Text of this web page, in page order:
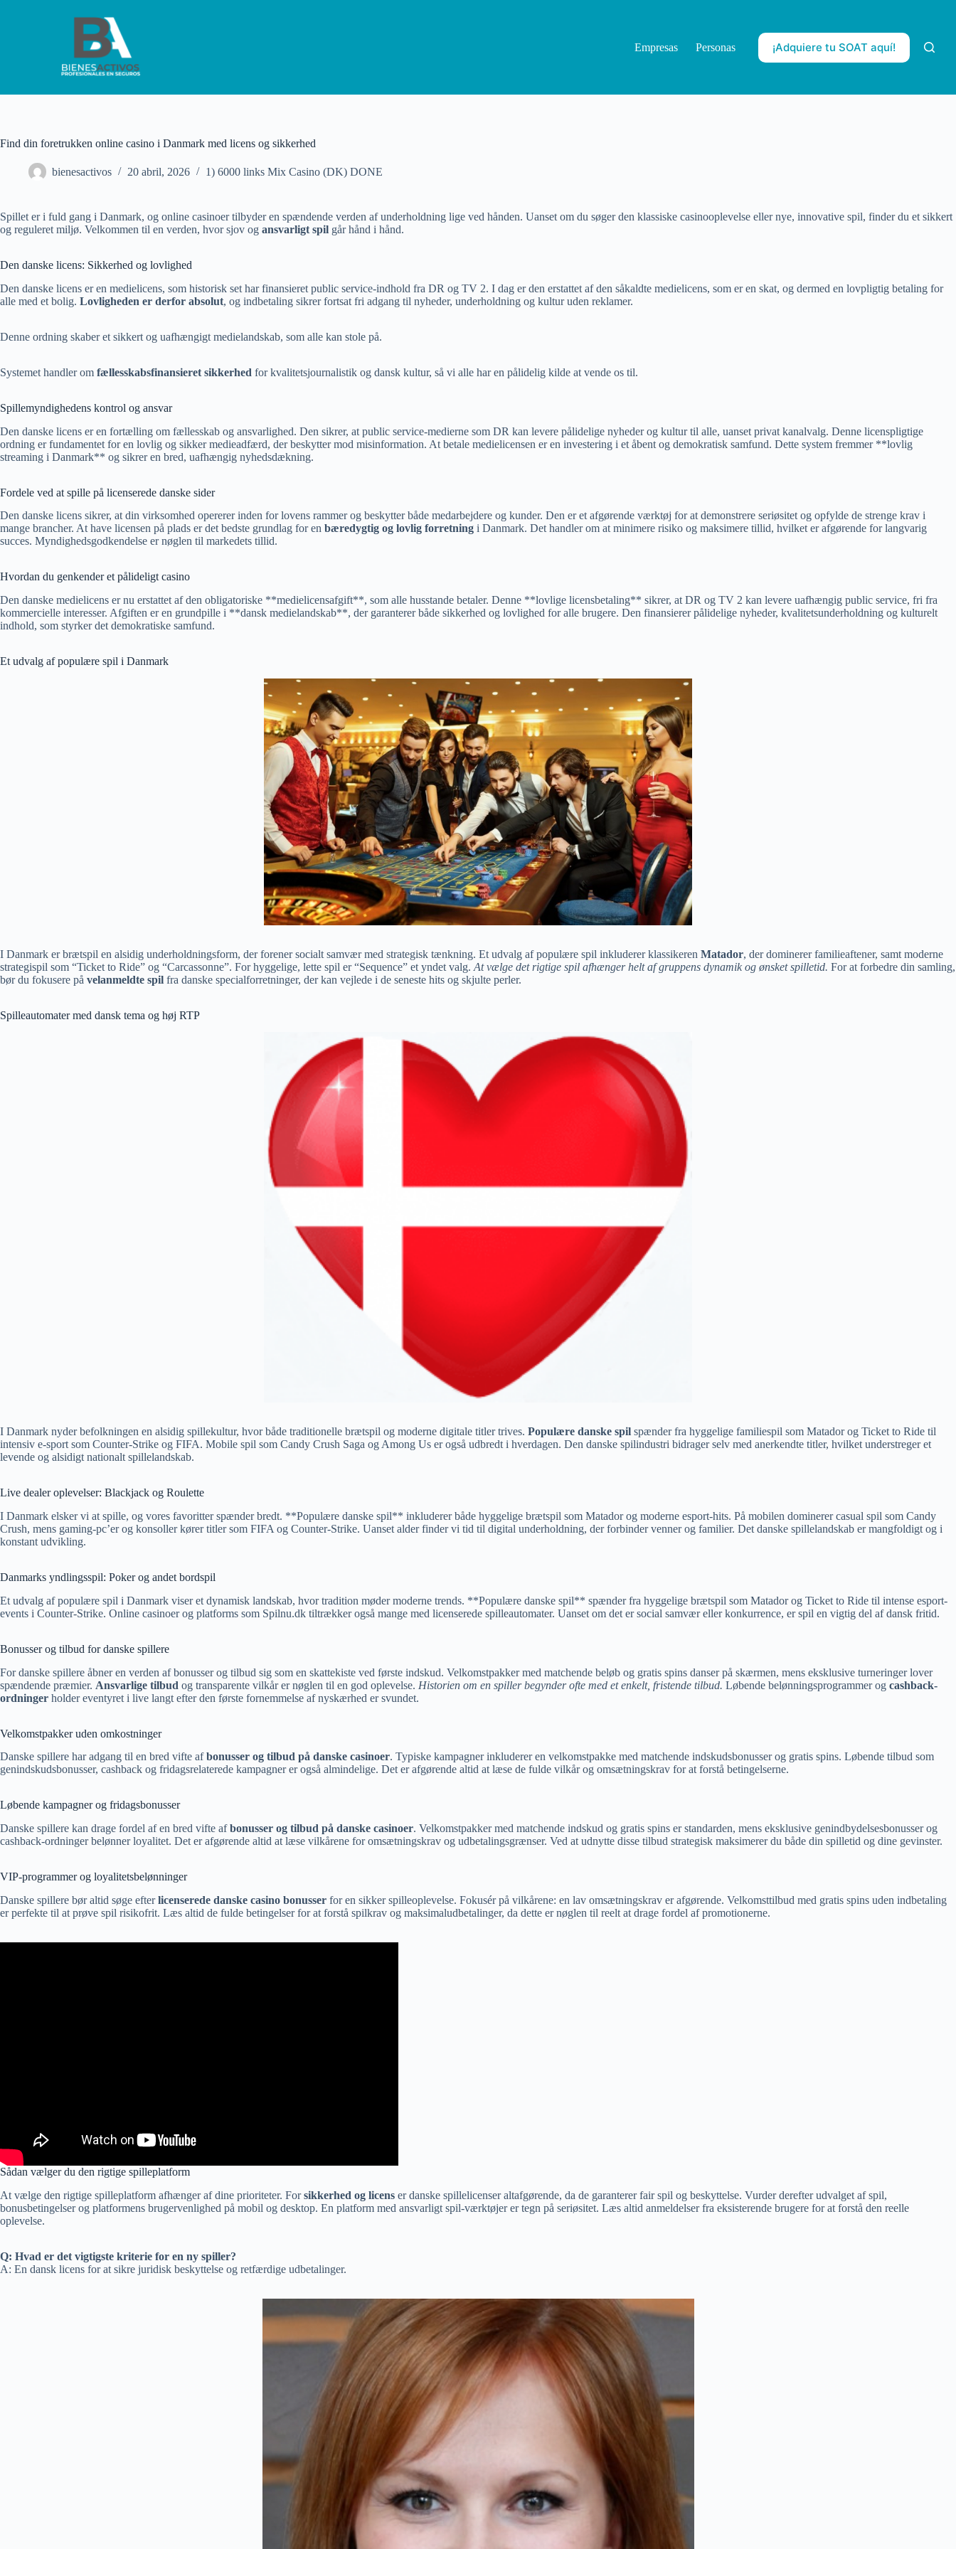
n
o
Empresas Personas ¡Adquiere tu SOAT aquí!
Find din foretrukken online casino i Danmark med licens og sikkerhed
bienesactivos 20 abril, 2026 1) 6000 links Mix Casino (DK) DONE
Spillet er i fuld gang i Danmark, og online casinoer tilbyder en spændende verden af underholdning lige ved hånden. Uanset om du søger den klassiske casinooplevelse eller nye, innovative spil, finder du et sikkert
og reguleret miljø. Velkommen til en verden, hvor sjov og ansvarligt spil går hånd i hånd.
Den danske licens: Sikkerhed og lovlighed
Den danske licens er en medielicens, som historisk set har finansieret public service-indhold fra DR og TV 2. I dag er den erstattet af den såkaldte medielicens, som er en skat, og dermed en lovpligtig betaling for
alle med et bolig. Lovligheden er derfor absolut, og indbetaling sikrer fortsat fri adgang til nyheder, underholdning og kultur uden reklamer.
Denne ordning skaber et sikkert og uafhængigt medielandskab, som alle kan stole på.
Systemet handler om fællesskabsfinansieret sikkerhed for kvalitetsjournalistik og dansk kultur, så vi alle har en pålidelig kilde at vende os til.
Spillemyndighedens kontrol og ansvar
Den danske licens er en fortælling om fællesskab og ansvarlighed. Den sikrer, at public service-medierne som DR kan levere pålidelige nyhederog kultur til alle, uanset privat kanalvalg. Denne licenspligtige
ordning er fundamentet for en lovlig og sikker medieadfærd, der beskytter mod misinformation. At betale medielicensen er en investering i et åbent og demokratisk samfund. Dette system fremmer **lovlig
streaming i Danmark** og sikrer en bred, uafhængig nyhedsdækning.
Fordele ved at spille på licenserede danske sider
Den danske licens sikrer, at din virksomhed opererer inden for lovens rammer og beskytter både medarbejdere og kunder. Den er et afgørende værktøj for at demonstrere seriøsitet og opfylde de strenge krav i
mange brancher. At have licensen på plads er det bedste grundlag for en bæredygtig og lovlig forretning i Danmark. Det handler om at minimere risiko og maksimere tillid, hvilket er afgørende for langvarig
succes. Myndighedsgodkendelse er nøglen til markedets tillid.
Hvordan du genkender et pålideligt casino
Den danske medielicens er nu erstattet af den obligatoriske **medielicensafgift**, som alle husstande betaler. Denne **lovlige licensbetaling** sikrer, at DR og TV 2 kan levere uafhængig public service, fri fra
kommercielle interesser. Afgiften er en grundpille i **dansk medielandskab**, der garanterer både sikkerhed og lovlighed for alle brugere. Den finansierer pålidelige nyheder, kvalitetsunderholdning og kulturelt
indhold, som styrker det demokratiske samfund.
Et udvalg af populære spil i Danmark
I Danmark er brætspil en alsidig underholdningsform, der forener socialt samvær med strategisk tænkning. Et udvalg af populære spil inkluderer klassikeren Matador, der dominerer familieaftener, samt moderne
strategispil som “Ticket to Ride” og “Carcassonne”. For hyggelige, lette spil er “Sequence” et yndet valg. At vælge det rigtige spil afhænger helt af gruppens dynamik og ønsket spilletid. For at forbedre din samling,
bør du fokusere på velanmeldte spil fra danske specialforretninger, der kan vejlede i de seneste hits og skjulte perler.
Spilleautomater med dansk tema og høj RTP
I Danmark nyder befolkningen en alsidig spillekultur, hvor både traditionelle brætspil og moderne digitale titler trives. Populære danske spil spænder fra hyggelige familiespil som Matador og Ticket to Ride til
intensiv e-sport som Counter-Strike og FIFA. Mobile spil som Candy Crush Saga og Among Us er også udbredt i hverdagen. Den danske spilindustri bidrager selv med anerkendte titler, hvilket understreger et
levende og alsidigt nationalt spillelandskab.
Live dealer oplevelser: Blackjack og Roulette
I Danmark elsker vi at spille, og vores favoritter spænder bredt. **Populære danske spil** inkluderer både hyggelige brætspil som Matador og moderne esport-hits. På mobilen dominerer casual spil som Candy
Crush, mens gaming-pc’er og konsoller kører titler som FIFA og Counter-Strike. Uanset alder finder vi tid til digital underholdning, der forbinder venner og familier. Det danske spillelandskab er mangfoldigt og i
konstant udvikling.
Danmarks yndlingsspil: Poker og andet bordspil
Et udvalg af populære spil i Danmark viser et dynamisk landskab, hvor tradition møder moderne trends. **Populære danske spil** spænder fra hyggelige brætspil som Matador og Ticket to Ride til intense esport-
events i Counter-Strike. Online casinoer og platforms som Spilnu.dk tiltrækker også mange med licenserede spilleautomater. Uanset om det er social samvær eller konkurrence, er spil en vigtig del af dansk fritid.
Bonusser og tilbud for danske spillere
For danske spillere åbner en verden af bonusser og tilbud sig som en skattekiste ved første indskud. Velkomstpakker med matchende beløb og gratis spins danser på skærmen, mens eksklusive turneringer lover
spændende præmier. Ansvarlige tilbud og transparente vilkår er nøglen til en god oplevelse. Historien om en spiller begynder ofte med et enkelt, fristende tilbud. Løbende belønningsprogrammer og cashback-
ordninger holder eventyret i live langt efter den første fornemmelse af nyskærhed er svundet.
Velkomstpakker uden omkostninger
Danske spillere har adgang til en bred vifte afbonusser og tilbud på danske casinoer. Typiske kampagner inkluderer en velkomstpakke med matchende indskudsbonusser og gratis spins. Løbende tilbud som
genindskudsbonusser, cashback og fridagsrelaterede kampagner er også almindelige. Det er afgørende altid at læse de fulde vilkår og omsætningskrav for at forstå betingelserne.
Løbende kampagner og fridagsbonusser
Danske spillere kan drage fordel af en bred vifte afbonusser og tilbud på danske casinoer. Velkomstpakker med matchende indskud og gratis spins er standarden, mens eksklusive genindbydelsesbonusser og
cashback-ordninger belønner loyalitet. Det er afgørende altid at læse vilkårene for omsætningskrav og udbetalingsgrænser. Ved at udnytte disse tilbud strategisk maksimerer du både din spilletid og dine gevinster.
VIP-programmer og loyalitetsbelønninger
Danske spillere bør altid søge efterlicenserede danske casino bonusser for en sikker spilleoplevelse. Fokusér på vilkårene: en lav omsætningskrav er afgørende. Velkomsttilbud med gratis spins uden indbetaling
er perfekte til at prøve spil risikofrit. Læs altid de fulde betingelser for at forstå spilkrav og maksimaludbetalinger, da dette er nøglen til reelt at drage fordel af promotionerne.
Sådan vælger du den rigtige spilleplatform
At vælge den rigtige spilleplatform afhænger af dine prioriteter. Forsikkerhed og licens er danske spillelicenser altafgørende, da de garanterer fair spil og beskyttelse. Vurder derefter udvalget af spil,
bonusbetingelser og platformens brugervenlighed på mobil og desktop. En platform med ansvarligt spil-værktøjer er tegn på seriøsitet. Læs altid anmeldelser fra eksisterende brugere for at forstå den reelle
oplevelse.
Q: Hvad er det vigtigste kriterie for en ny spiller?
A: En dansk licens for at sikre juridisk beskyttelse og retfærdige udbetalinger.